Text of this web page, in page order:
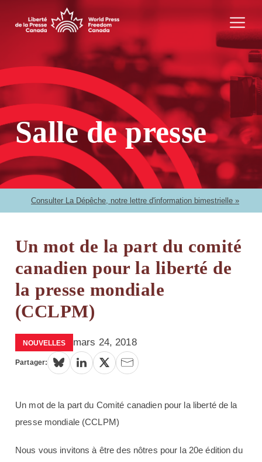
Salle de presse
Consulter La Dépêche, notre lettre d'information bimestrielle »
Un mot de la part du comité
canadien pour la liberté de
la presse mondiale
(CCLPM)
NOUVELLES mars 24, 2018
Partager:
Un mot de la part du Comité canadien pour la liberté de la
presse mondiale (CCLPM)
Nous vous invitons à être des nôtres pour la 20e édition du